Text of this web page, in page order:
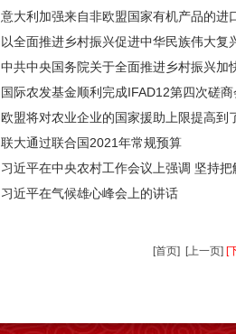
意大利加强来自非欧盟国家有机产品的进
以全面推进乡村振兴促进中华民族伟大
中共中央国务院关于全面推进乡村振兴加
国际农发基金顺利完成IFAD12第四次磋商
欧盟将对农业企业的国家援助上限提高到
联大通过联合国2021年常规预算
习近平在中央农村工作会议上强调 坚持把
习近平在气候雄心峰会上的讲话
[首页] [上一页] [